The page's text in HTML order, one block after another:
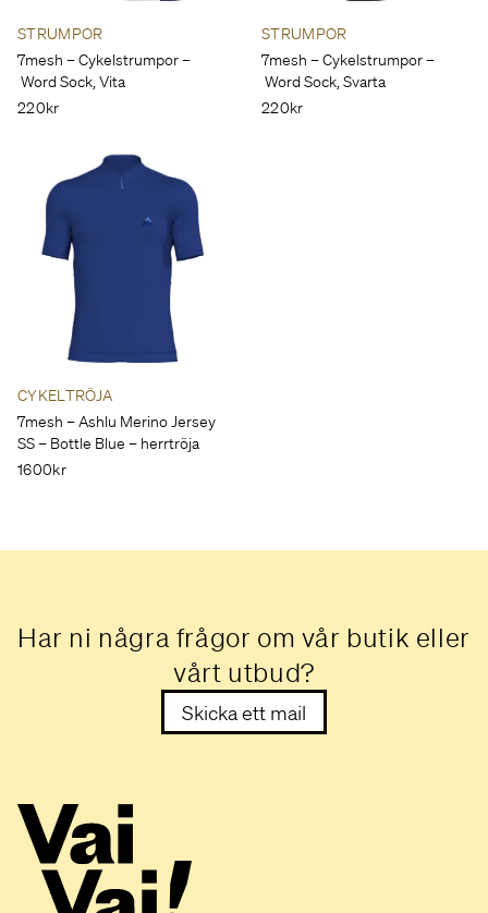
STRUMPOR
7mesh – Cykelstrumpor –
Word Sock, Vita
220kr
STRUMPOR
7mesh – Cykelstrumpor –
Word Sock, Svarta
220kr
CYKELTRÖJA
7mesh – Ashlu Merino Jersey
SS – Bottle Blue – herrtröja
1600kr
Har ni några frågor om vår butik eller
vårt utbud?
Skicka ett mail